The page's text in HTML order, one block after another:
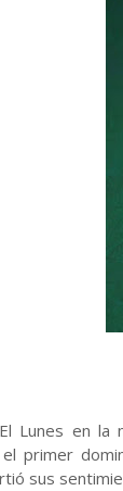
Lunes en la
primer
sus